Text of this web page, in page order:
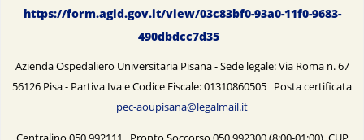
https://form.agid.gov.it/view/03c83bf0-93a0-11f0-9683-
490dbdcc7d35
Azienda Ospedaliero Universitaria Pisana - Sede legale: Via Roma n. 67
56126 Pisa - Partiva Iva e Codice Fiscale: 01310860505 Posta certificata
pec-aoupisana@legalmail.it